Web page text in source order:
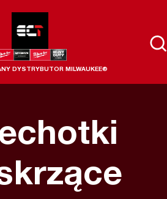
DYSTRYBUTOR MILWAUKEE®